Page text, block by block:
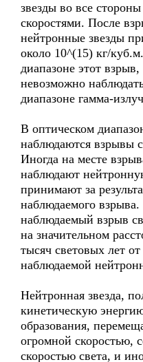
звезды во все
скоростями. После
нейтронные звезды
около 10^(15) кг/
диапазоне этот взрыв,
невозможно
диапазоне гамма-
В оптическом
наблюдаются взрывы
Иногда на месте
наблюдают
принимают за
наблюдаемого
наблюдаемый взрыв
на значительном
тысяч световых лет
наблюдаемой
Нейтронная звезда,
кинетическую
образования,
огромной скоростью,
скоростью света, и